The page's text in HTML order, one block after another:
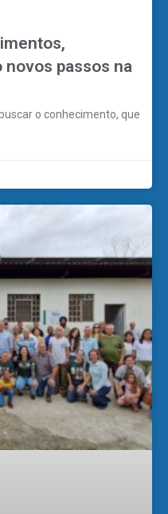
passos na
o conhecimento, que